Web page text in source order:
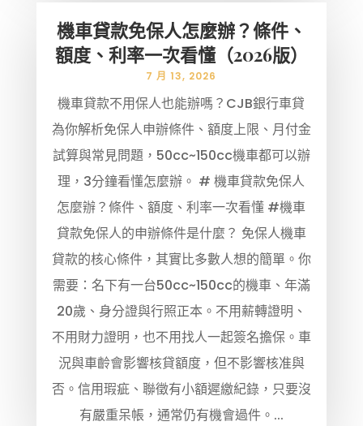
機車貸款免保人怎麼辦？條件、
額度、利率一次看懂（2026版）
7 月 13, 2026
機車貸款不用保人也能辦嗎？CJB銀行車貸
為你解析免保人申辦條件、額度上限、月付金
試算與常見問題，50cc~150cc機車都可以辦
理，3分鐘看懂怎麼辦。 # 機車貸款免保人
怎麼辦？條件、額度、利率一次看懂 #機車
貸款免保人的申辦條件是什麼？ 免保人機車
貸款的核心條件，其實比多數人想的簡單。你
需要：名下有一台50cc~150cc的機車、年滿
20歲、身分證與行照正本。不用薪轉證明、
不用財力證明，也不用找人一起簽名擔保。車
況與車齡會影響核貸額度，但不影響核准與
否。信用瑕疵、聯徵有小額遲繳紀錄，只要沒
有嚴重呆帳，通常仍有機會過件。...